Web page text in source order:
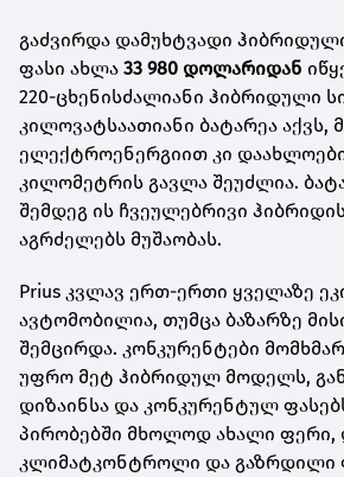
გაძვირდა დამუხტვადი
ფასი ახლა 33 980 დოლარიდან
220-ცხენისძალიანი ჰიბრიდული
კილოვატსაათიანი ბატარეა
ელექტროენერგიით კი
კილომეტრის გავლა შეუძლია.
შემდეგ ის ჩვეულებრივი
აგრძელებს მუშაობას.
Prius კვლავ ერთ-ერთი ყველაზე
ავტომობილია, თუმცა ბაზარზე
შემცირდა. კონკურენტები
უფრო მეტ ჰიბრიდულ მოდელს,
დიზაინსა და კონკურენტულ
პირობებში მხოლოდ ახალი ფერი,
კლიმატკონტროლი და გაზრდილი